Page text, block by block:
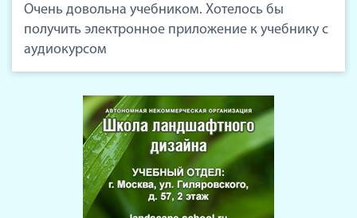
Очень довольна учебником. Хотелось бы
получить электронное приложение к учебнику с
аудиокурсом